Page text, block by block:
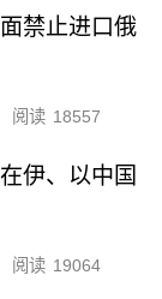
禁止进口俄
阅读 18557
伊、以中国
阅读 19064